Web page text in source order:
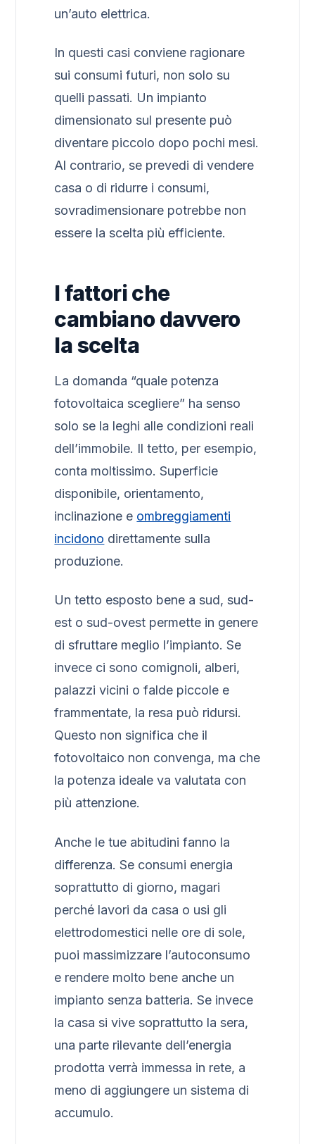
un’auto elettrica.
In questi casi conviene ragionare
sui consumi futuri, non solo su
quelli passati. Un impianto
dimensionato sul presente può
diventare piccolo dopo pochi mesi.
Al contrario, se prevedi di vendere
casa o di ridurre i consumi,
sovradimensionare potrebbe non
essere la scelta più efficiente.
I fattori che
cambiano davvero
la scelta
La domanda “quale potenza
fotovoltaica scegliere” ha senso
solo se la leghi alle condizioni reali
dell’immobile. Il tetto, per esempio,
conta moltissimo. Superficie
disponibile, orientamento,
inclinazione e ombreggiamenti
incidono direttamente sulla
produzione.
Un tetto esposto bene a sud, sud-
est o sud-ovest permette in genere
di sfruttare meglio l’impianto. Se
invece ci sono comignoli, alberi,
palazzi vicini o falde piccole e
frammentate, la resa può ridursi.
Questo non significa che il
fotovoltaico non convenga, ma che
la potenza ideale va valutata con
più attenzione.
Anche le tue abitudini fanno la
differenza. Se consumi energia
soprattutto di giorno, magari
perché lavori da casa o usi gli
elettrodomestici nelle ore di sole,
puoi massimizzare l’autoconsumo
e rendere molto bene anche un
impianto senza batteria. Se invece
la casa si vive soprattutto la sera,
una parte rilevante dell’energia
prodotta verrà immessa in rete, a
meno di aggiungere un sistema di
accumulo.